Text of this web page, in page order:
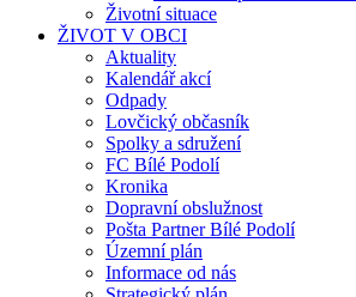
Životní situace
ŽIVOT V OBCI
Aktuality
Kalendář akcí
Odpady
Lovčický občasník
Spolky a sdružení
FC Bílé Podolí
Kronika
Dopravní obslužnost
Pošta Partner Bílé Podolí
Územní plán
Informace od nás